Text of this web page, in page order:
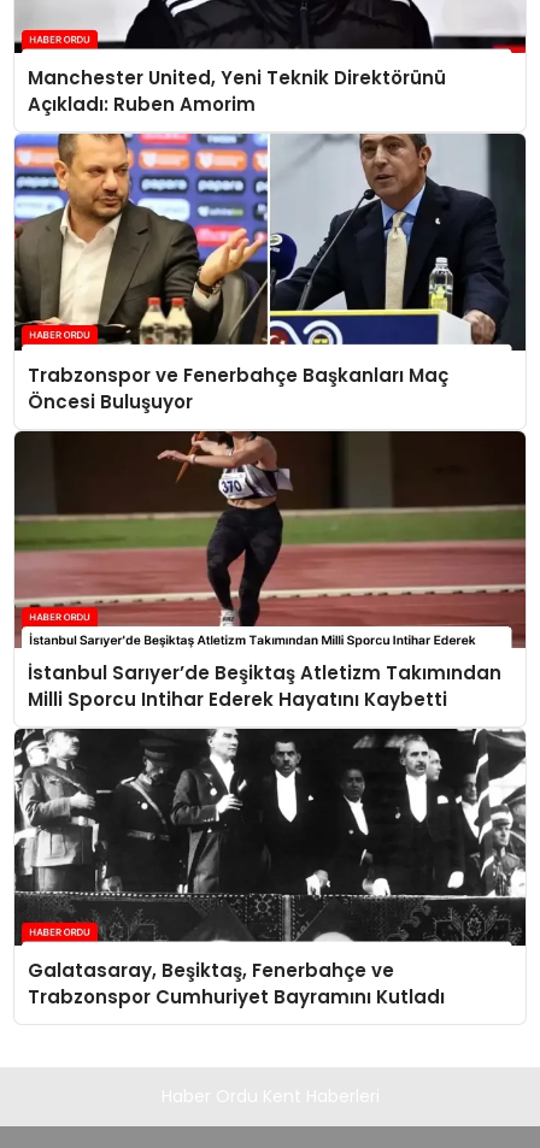
Manchester United, Yeni Teknik Direktörünü
Açıkladı: Ruben Amorim
Trabzonspor ve Fenerbahçe Başkanları Maç
Öncesi Buluşuyor
İstanbul Sarıyer’de Beşiktaş Atletizm Takımından
Milli Sporcu Intihar Ederek Hayatını Kaybetti
Galatasaray, Beşiktaş, Fenerbahçe ve
Trabzonspor Cumhuriyet Bayramını Kutladı